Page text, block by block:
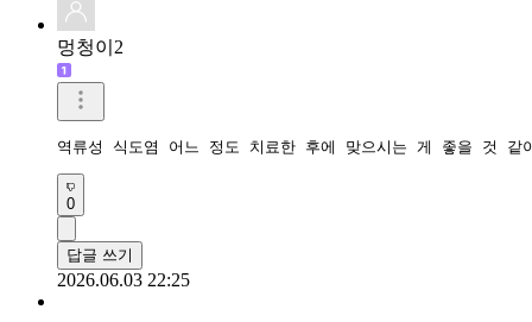
멍청이2
역류성 식도염 어느 정도 치료한 후에 맞으시는 게 좋을 것
0
답글 쓰기
2026.06.03 22:25